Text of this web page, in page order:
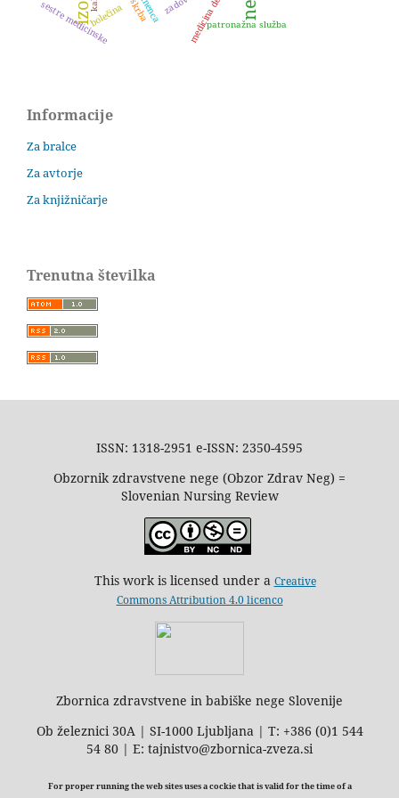
sestre medicinske medicina delapatronažna služba
bolečina
Informacije
Za bralce
Za avtorje
Za knjižničarje
Trenutna številka
ISSN: 1318-2951 e-ISSN: 2350-4595
Obzornik zdravstvene nege (Obzor Zdrav Neg) =
Slovenian Nursing Review
This work is licensed under a Creative
Commons Attribution 4.0 licenco
Zbornica zdravstvene in babiške nege Slovenije
Ob železnici 30A | SI-1000 Ljubljana | T: +386 (0)1 544
54 80 | E: tajnistvo@zbornica-zveza.si
For proper running the web sites uses a cockie that is valid for the time of a